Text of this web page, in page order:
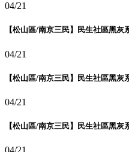
04/21
【松山區/南京三民】民生社區黑
04/21
【松山區/南京三民】民生社區黑
04/21
【松山區/南京三民】民生社區黑